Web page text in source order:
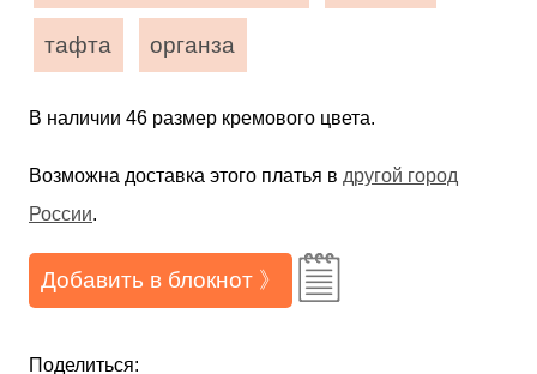
тафта органза
В наличии 46 размер кремового цвета.
Возможна доставка этого платья в другой город
России.
Добавить в блокнот 》
Поделиться: